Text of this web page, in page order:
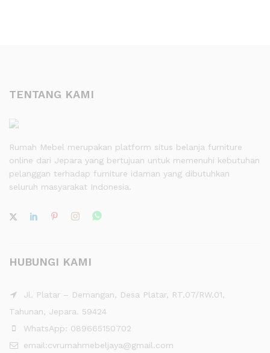
TENTANG KAMI
Rumah Mebel merupakan platform situs belanja furniture
online dari Jepara yang bertujuan untuk memenuhi kebutuhan
pelanggan terhadap furniture idaman yang dibutuhkan
seluruh masyarakat Indonesia.
HUBUNGI KAMI
Jl. Platar – Demangan, Desa Platar, RT.07/RW.01,
Tahunan, Jepara. 59424
WhatsApp: 089665150702
email:cvrumahmebeljaya@gmail.com